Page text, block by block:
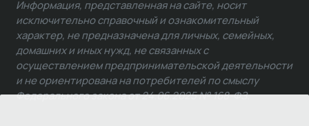
Информация, представленная на сайте, носит
исключительно справочный и ознакомительный
характер, не предназначена для личных, семейных,
домашних и иных нужд, не связанных с
осуществлением предпринимательской деятельности
и не ориентирована на потребителей по смыслу
Федерального закона от 24.06.2025 № 168-ФЗ.